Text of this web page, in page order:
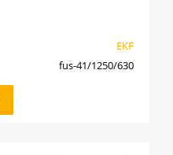
EKF
fus-41/1250/630